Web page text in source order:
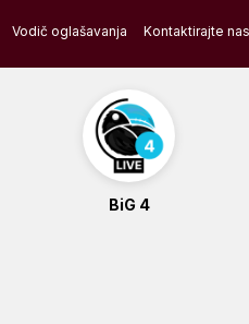
Vodič oglašavanja Kontaktirajte nas
BiG 4